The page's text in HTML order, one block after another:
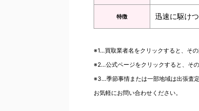
特徴 迅速に駆け
※1…買取業者名をクリックすると、そ
※2…公式ページをクリックすると、そ
※3…季節事情または一部地域は出張査
お気軽にお問い合わせください。